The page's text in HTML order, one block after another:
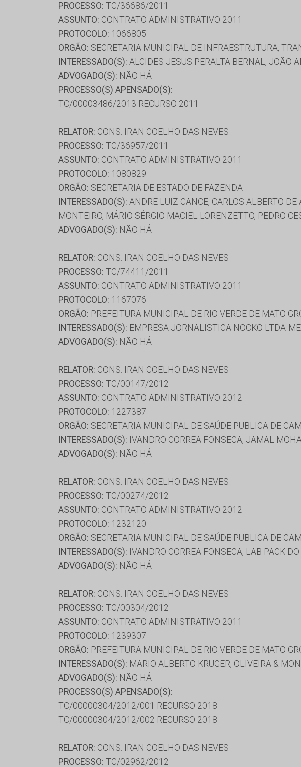
PROCESSO: TC/36686/2011
ASSUNTO: CONTRATO ADMINISTRATIVO 2011
PROTOCOLO: 1066805
ORGÃO: SECRETARIA MUNICIPAL DE INFRAESTRUTURA,
INTERESSADO(S): ALCIDES JESUS PERALTA BERNAL, JOÃO
ADVOGADO(S): NÃO HÁ
PROCESSO(S) APENSADO(S):
TC/00003486/2013 RECURSO 2011
RELATOR: CONS. IRAN COELHO DAS NEVES
PROCESSO: TC/36957/2011
ASSUNTO: CONTRATO ADMINISTRATIVO 2011
PROTOCOLO: 1080829
ORGÃO: SECRETARIA DE ESTADO DE FAZENDA
INTERESSADO(S): ANDRE LUIZ CANCE, CARLOS ALBERTO
MONTEIRO, MÁRIO SÉRGIO MACIEL LORENZETTO, PEDRO
ADVOGADO(S): NÃO HÁ
RELATOR: CONS. IRAN COELHO DAS NEVES
PROCESSO: TC/74411/2011
ASSUNTO: CONTRATO ADMINISTRATIVO 2011
PROTOCOLO: 1167076
ORGÃO: PREFEITURA MUNICIPAL DE RIO VERDE DE MATO
INTERESSADO(S): EMPRESA JORNALISTICA NOCKO LTDA-
ADVOGADO(S): NÃO HÁ
RELATOR: CONS. IRAN COELHO DAS NEVES
PROCESSO: TC/00147/2012
ASSUNTO: CONTRATO ADMINISTRATIVO 2012
PROTOCOLO: 1227387
ORGÃO: SECRETARIA MUNICIPAL DE SAÚDE PUBLICA DE
INTERESSADO(S): IVANDRO CORREA FONSECA, JAMAL
ADVOGADO(S): NÃO HÁ
RELATOR: CONS. IRAN COELHO DAS NEVES
PROCESSO: TC/00274/2012
ASSUNTO: CONTRATO ADMINISTRATIVO 2012
PROTOCOLO: 1232120
ORGÃO: SECRETARIA MUNICIPAL DE SAÚDE PUBLICA DE
INTERESSADO(S): IVANDRO CORREA FONSECA, LAB PACK
ADVOGADO(S): NÃO HÁ
RELATOR: CONS. IRAN COELHO DAS NEVES
PROCESSO: TC/00304/2012
ASSUNTO: CONTRATO ADMINISTRATIVO 2011
PROTOCOLO: 1239307
ORGÃO: PREFEITURA MUNICIPAL DE RIO VERDE DE MATO
INTERESSADO(S): MARIO ALBERTO KRUGER, OLIVEIRA &
ADVOGADO(S): NÃO HÁ
PROCESSO(S) APENSADO(S):
TC/00000304/2012/001 RECURSO 2018
TC/00000304/2012/002 RECURSO 2018
RELATOR: CONS. IRAN COELHO DAS NEVES
PROCESSO: TC/02962/2012